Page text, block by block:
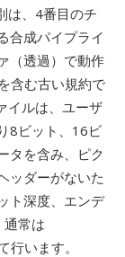
は、4番目のチ
合成パイプライ
（透過）で動作
含む古い規約で
イルは、ユーザ
8ビット、16ビ
タを含み、ピク
ッダーがないた
ト深度、エンデ
常は
います。